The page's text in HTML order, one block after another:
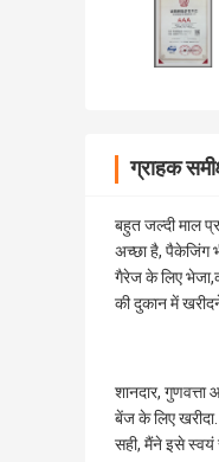
ग्राहक
बहुत जल्दी माल
अच्छा है, पैकेजिंग
गैरेज के लिए
की दुकान में
शानदार,
बेंज के लिए
सही, मैंने इसे स्वयं